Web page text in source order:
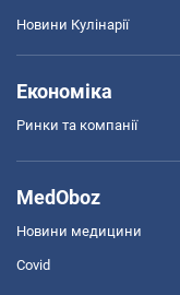
Новини Кулінарії
Економіка
Ринки та компанії
MedOboz
Новини медицини
Covid